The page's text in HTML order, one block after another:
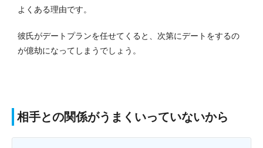
よくある理由です。
彼氏がデートプランを任せてくると、次第にデートをするの
が億劫になってしまうでしょう。
相手との関係がうまくいっていないから